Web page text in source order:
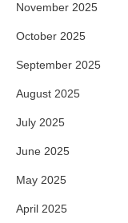
November 2025
October 2025
September 2025
August 2025
July 2025
June 2025
May 2025
April 2025